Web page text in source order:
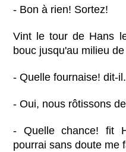
- Bon à rien! Sortez!
Vint le tour de Hans
bouc jusqu'au milieu
- Quelle fournaise! dit-il.
- Oui, nous rôtissons
- Quelle chance! fit
pourrai sans doute me